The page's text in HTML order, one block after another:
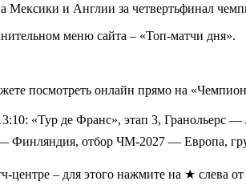
Мексики и Англии за четвертьфинал
меню сайта – «Топ-матчи дня».
посмотреть онлайн прямо на
«Тур де Франс», этап 3,
Финляндия, отбор ЧМ-2027 — Европа,
– для этого нажмите на ★ слева